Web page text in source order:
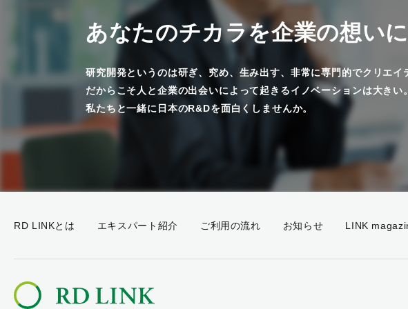
あなたのチカラを企業の想い
研究開発というのは研ぎ、究め、生み出す、非常に専門的でクリエイ
だからこそ人と企業の出会いによって起きるイノベーションは大きい。
私たちと一緒に日本のR&Dを面白くしませんか。
RD LINKとは エキスパート紹介 ご利用の流れ お知らせ LINK